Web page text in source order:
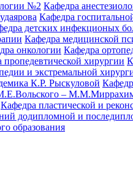
№2 Кафедра
Кафедра
детских инфекционых
Кафедра медицинской
онкологии Кафедра
пропедевтической хирургии
и экстремальной
К.Р. Рыскуловой
–
Кафедра пластической и
додипломной и
образования